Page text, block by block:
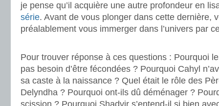
je pense qu’il acquière une autre profondeur en
série. Avant de vous plonger dans cette dernière,
préalablement vous immerger dans l’univers par
Pour trouver réponse à ces questions : Pourquoi
pas besoin d’être fécondées ? Pourquoi Cahyl
sa caste à la naissance ? Quel était le rôle des
Delyndha ? Pourquoi ont-ils dû déménager ?
scission ? Pourquoi Shadvir s’entend-il si bien